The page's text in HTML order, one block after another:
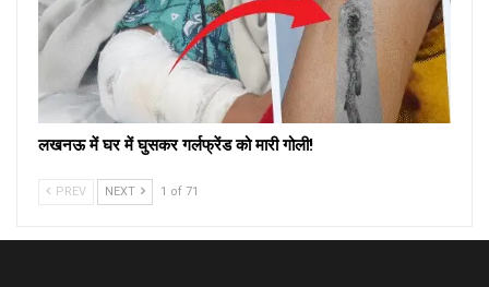
लखनऊ में घर में घुसकर गर्लफ्रेंड को मारी गोली!
PREV NEXT 1 of 71